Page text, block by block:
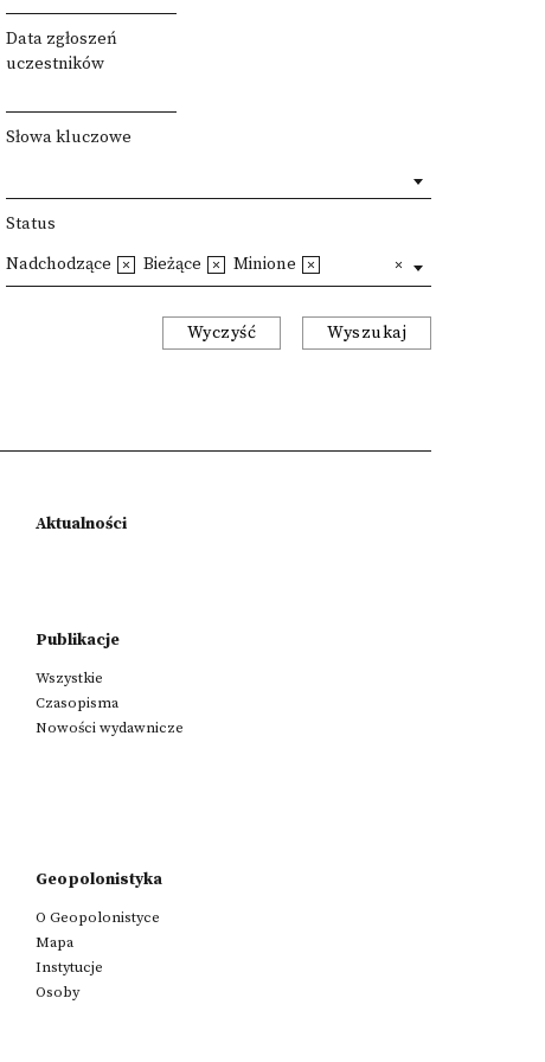
Data zgłoszeń
uczestników
Słowa kluczowe
Status
Nadchodzące Bieżące Minione
Wyczyść Wyszukaj
Aktualności
Publikacje
Wszystkie
Czasopisma
Nowości wydawnicze
Geopolonistyka
O Geopolonistyce
Mapa
Instytucje
Osoby